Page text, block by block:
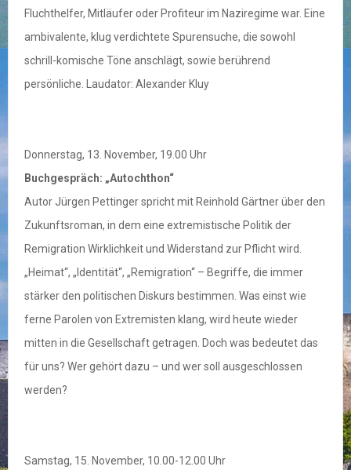
Fluchthelfer, Mitläufer oder Profiteur im Naziregime war. Eine
ambivalente, klug verdichtete Spurensuche, die sowohl
schrill-komische Töne anschlägt, sowie berührend
persönliche. Laudator: Alexander Kluy
Donnerstag, 13. November, 19.00 Uhr
Buchgespräch: „Autochthon“
Autor Jürgen Pettinger spricht mit Reinhold Gärtner über den
Zukunftsroman, in dem eine extremistische Politik der
Remigration Wirklichkeit und Widerstand zur Pflicht wird.
„Heimat“, „Identität“, „Remigration“ – Begriffe, die immer
stärker den politischen Diskurs bestimmen. Was einst wie
ferne Parolen von Extremisten klang, wird heute wieder
mitten in die Gesellschaft getragen. Doch was bedeutet das
für uns? Wer gehört dazu – und wer soll ausgeschlossen
werden?
Samstag, 15. November, 10.00-12.00 Uhr